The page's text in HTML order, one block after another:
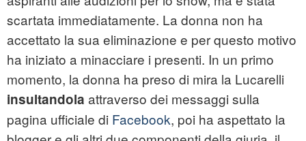
scartata immediatamente. La donna non ha
accettato la sua eliminazione e per questo motivo
ha iniziato a minacciare i presenti. In un primo
momento, la donna ha preso di mira la Lucarelli
insultandola attraverso dei messaggi sulla
pagina ufficiale di Facebook, poi ha aspettato la